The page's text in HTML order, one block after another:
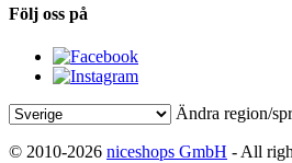
Följ oss på
Ändra region/
© 2010-2026 niceshops GmbH - All